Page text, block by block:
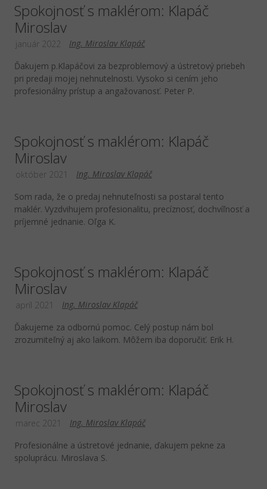
Spokojnosť s maklérom: Klapáč
Miroslav
Ing. Miroslav Klapáč
január 2022
Ďakujem p.Klapáčovi za bezproblemový a ústretový priebeh
pri predaji mojej nehnutelnosti. Vysoko si cením jeho
profesionálny prístup a angažovanosť. Peter P.
Spokojnosť s maklérom: Klapáč
Miroslav
Ing. Miroslav Klapáč
október 2021
Som rada, že o predaj nehnuteľnosti sa postaral tento
maklér. Vyzdvihujem profesionalitu, precíznosť, dochvíľnosť a
príjemné jednanie. Oľga K.
Spokojnosť s maklérom: Klapáč
Miroslav
Ing. Miroslav Klapáč
apríl 2021
Ďakujeme za odbornú pomoc. Celý postup nám bol
zrozumiteľný aj ako laikom. Môžem iba doporučiť. Erik H.
Spokojnosť s maklérom: Klapáč
Miroslav
Ing. Miroslav Klapáč
marec 2021
Profesionálne a ústretové jednanie, ďakujem pekne za
spoluprácu. Miroslava S.